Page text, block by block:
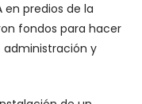
en predios de la
fondos para hacer
administración y